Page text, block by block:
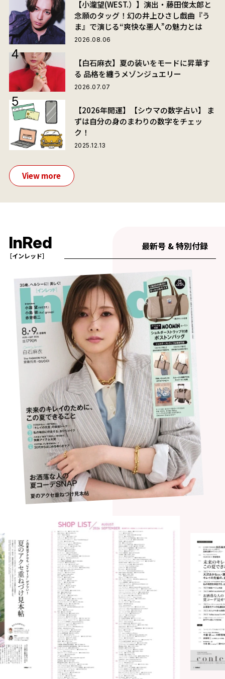
【小瀧望(WEST.）】演出・藤田俊太郎と
念願のタッグ！幻の井上ひさし戯曲『う
ま』で演じる“爽快な悪人”の魅力とは
2026.08.06
【白石麻衣】夏の装いをモードに昇華す
る 品格を纏うメゾンジュエリー
2026.07.07
【2026年開運】【シウマの数字占い】 ま
ずは自分の身のまわりの数字をチェッ
ク！
2025.12.13
View more
InRed
［インレッド］
最新号 & 特別付録